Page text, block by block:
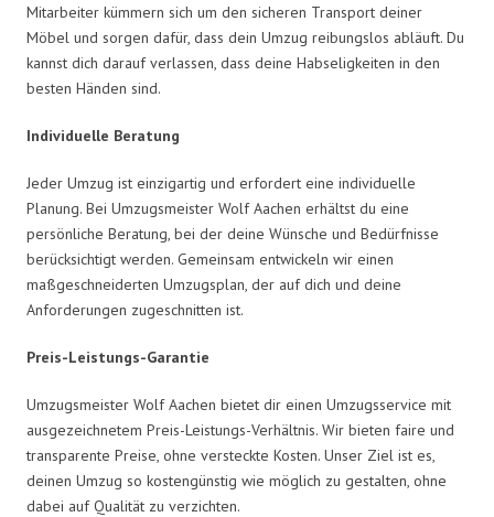
Mitarbeiter kümmern sich um den sicheren Transport deiner
Möbel und sorgen dafür, dass dein Umzug reibungslos abläuft. Du
kannst dich darauf verlassen, dass deine Habseligkeiten in den
besten Händen sind.
Individuelle Beratung
Jeder Umzug ist einzigartig und erfordert eine individuelle
Planung. Bei Umzugsmeister Wolf Aachen erhältst du eine
persönliche Beratung, bei der deine Wünsche und Bedürfnisse
berücksichtigt werden. Gemeinsam entwickeln wir einen
maßgeschneiderten Umzugsplan, der auf dich und deine
Anforderungen zugeschnitten ist.
Preis-Leistungs-Garantie
Umzugsmeister Wolf Aachen bietet dir einen Umzugsservice mit
ausgezeichnetem Preis-Leistungs-Verhältnis. Wir bieten faire und
transparente Preise, ohne versteckte Kosten. Unser Ziel ist es,
deinen Umzug so kostengünstig wie möglich zu gestalten, ohne
dabei auf Qualität zu verzichten.